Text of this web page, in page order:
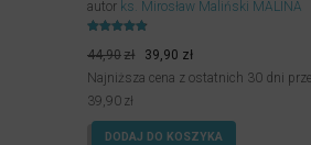
autor ks. Mirosław Maliński MALINA
4.80
na 5.
44,90zł
Pierwotna
cena
44,90zł.
39,90 złAktualna
cena
39,90zł.
Najniższa cena z ostatnich 30 dni
39,90 zł
DODAJ DO KOSZYKA